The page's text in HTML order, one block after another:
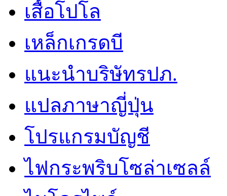
เสื้อโปโล
เหล็กเกรดบี
แนะนำบริษัทรปภ.
แปลภาษาญี่ปุ่น
โปรแกรมบัญชี
ไฟกระพริบโซล่าเซลล์